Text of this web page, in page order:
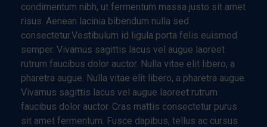
condimentum nibh, ut fermentum massa justo sit amet
risus. Aenean lacinia bibendum nulla sed
consectetur.Vestibulum id ligula porta felis euismod
semper. Vivamus sagittis lacus vel augue laoreet
rutrum faucibus dolor auctor. Nulla vitae elit libero, a
pharetra augue. Nulla vitae elit libero, a pharetra augue.
Vivamus sagittis lacus vel augue laoreet rutrum
faucibus dolor auctor. Cras mattis consectetur purus
sit amet fermentum. Fusce dapibus, tellus ac cursus